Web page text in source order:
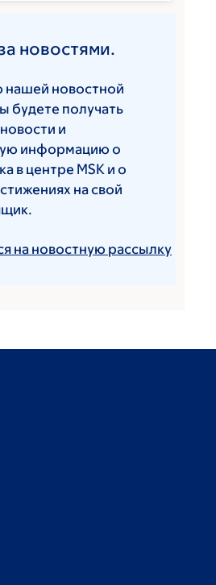
новостями.
новостной
будете получать
и
информацию о
в центре MSK и о
на свой
на новостную рассылку